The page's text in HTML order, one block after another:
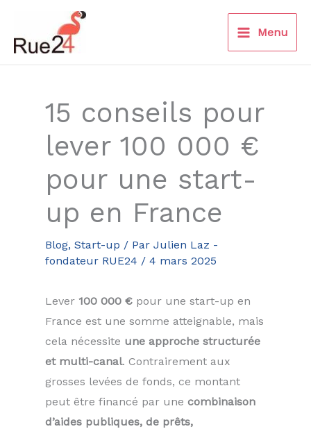
contenu
Menu
15 conseils pour
lever 100 000 €
pour une start-
up en France
Blog, Start-up / Par Julien Laz -
fondateur RUE24 / 4 mars 2025
Lever 100 000 € pour une start-up en
France est une somme atteignable, mais
cela nécessite une approche structurée
et multi-canal. Contrairement aux
grosses levées de fonds, ce montant
peut être financé par une combinaison
d’aides publiques, de prêts,